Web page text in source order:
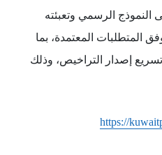
الرسمي وتعبئته
المتطلبات المعتمدة، بما
إصدار التراخيص، وذلك
https://